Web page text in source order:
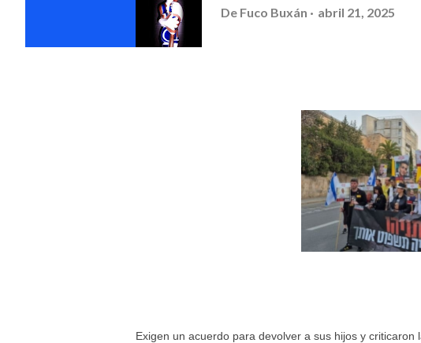
De Fuco Buxán abril 21, 2025
Exigen un acuerdo para devolver a sus hijos y